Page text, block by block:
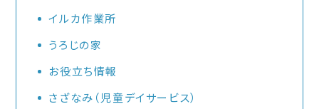
イルカ作業所
うろじの家
お役立ち情報
さざなみ（児童デイサービス）